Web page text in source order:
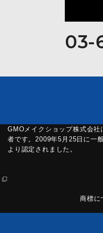
03-
GMOメイクショップ株式会
者です。2009年5月25日に一
より認定されました。
商標に